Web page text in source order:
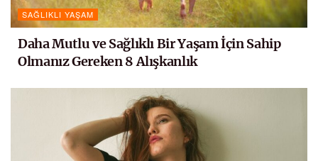
SAĞLIKLI YAŞAM
Daha Mutlu ve Sağlıklı Bir Yaşam İçin Sahip
Olmanız Gereken 8 Alışkanlık